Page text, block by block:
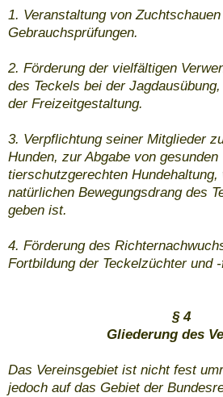
1. Veranstaltung von
Gebrauchsprüfungen.
2. Förderung der vielfältigen
des Teckels bei der
der Freizeitgestaltung.
3. Verpflichtung seiner Mitglieder
Hunden, zur Abgabe von
tierschutzgerechten Hundehaltung,
natürlichen Bewegungsdrang des
geben ist.
4. Förderung des
Fortbildung der Teckelzüchter und
§ 4
Gliederung des
Das Vereinsgebiet ist nicht fest
jedoch auf das Gebiet der